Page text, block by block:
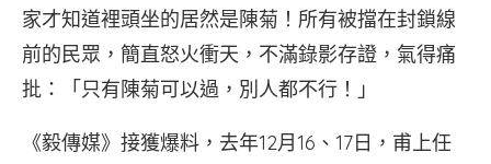
家才知道裡頭坐的居然是陳菊！所有被擋在封鎖線
前的民眾，簡直怒火衝天，不滿錄影存證，氣得痛
批：「只有陳菊可以過，別人都不行！」
《毅傳媒》接獲爆料，去年12月16、17日，甫上任